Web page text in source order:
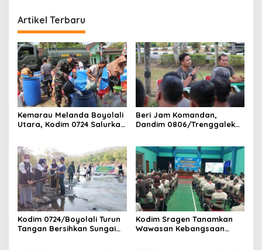
Artikel Terbaru
Kemarau Melanda Boyolali
Utara, Kodim 0724 Salurkan
Beri Jam Komandan,
Dandim 0806/Trenggalek
Kodim 0724/Boyolali Turun
Tangan Bersihkan Sungai
Kodim Sragen Tanamkan
Wawasan Kebangsaan